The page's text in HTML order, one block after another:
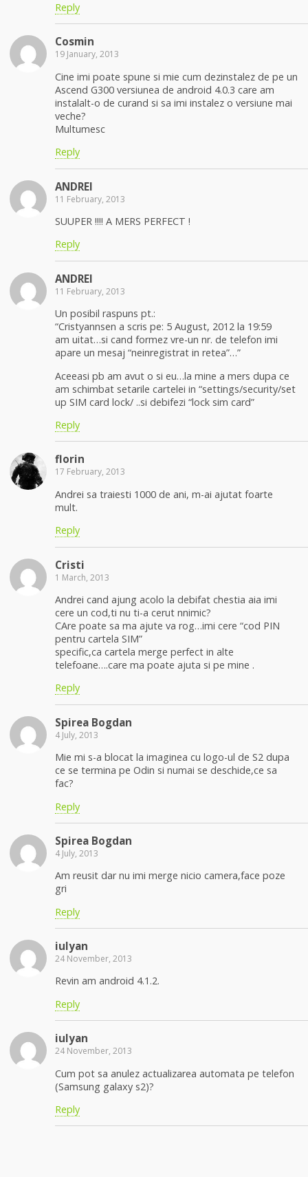
Reply
Cosmin
19 January, 2013
Cine imi poate spune si mie cum dezinstalez de pe un
Ascend G300 versiunea de android 4.0.3 care am
instalalt-o de curand si sa imi instalez o versiune mai
veche?
Multumesc
Reply
ANDREI
11 February, 2013
SUUPER !!!! A MERS PERFECT !
Reply
ANDREI
11 February, 2013
Un posibil raspuns pt.:
“Cristyannsen a scris pe: 5 August, 2012 la 19:59
am uitat…si cand formez vre-un nr. de telefon imi
apare un mesaj “neinregistrat in retea”…”
Aceeasi pb am avut o si eu…la mine a mers dupa ce
am schimbat setarile cartelei in “settings/security/set
up SIM card lock/ ..si debifezi “lock sim card”
Reply
florin
17 February, 2013
Andrei sa traiesti 1000 de ani, m-ai ajutat foarte
mult.
Reply
Cristi
1 March, 2013
Andrei cand ajung acolo la debifat chestia aia imi
cere un cod,ti nu ti-a cerut nnimic?
CAre poate sa ma ajute va rog…imi cere “cod PIN
pentru cartela SIM”
specific,ca cartela merge perfect in alte
telefoane….care ma poate ajuta si pe mine .
Reply
Spirea Bogdan
4 July, 2013
Mie mi s-a blocat la imaginea cu logo-ul de S2 dupa
ce se termina pe Odin si numai se deschide,ce sa
fac?
Reply
Spirea Bogdan
4 July, 2013
Am reusit dar nu imi merge nicio camera,face poze
gri
Reply
iulyan
24 November, 2013
Revin am android 4.1.2.
Reply
iulyan
24 November, 2013
Cum pot sa anulez actualizarea automata pe telefon
(Samsung galaxy s2)?
Reply